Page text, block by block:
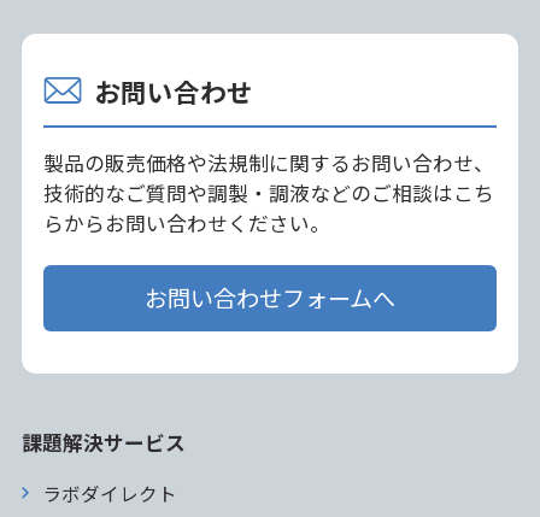
お問い合わせ
製品の販売価格や法規制に関するお問い合わせ、
技術的なご質問や調製・調液などのご相談はこち
らからお問い合わせください。
お問い合わせフォームへ
課題解決サービス
ラボダイレクト